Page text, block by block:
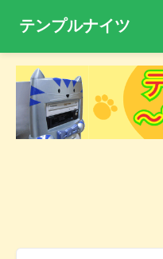
テンプルナイツ